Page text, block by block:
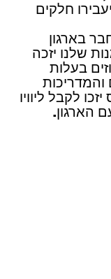
חלקים
בארגון
שלנו יזכה
10 אחוזים בעלות
לקבל ליוויו
הארגון.